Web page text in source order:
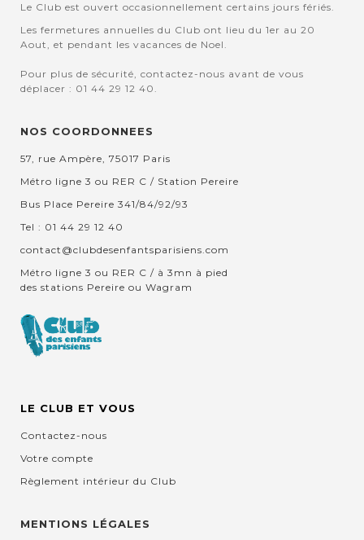
Le Club est ouvert occasionnellement certains jours fériés.
Les fermetures annuelles du Club ont lieu du 1er au 20
Aout, et pendant les vacances de Noel.
Pour plus de sécurité, contactez-nous avant de vous
déplacer : 01 44 29 12 40.
NOS COORDONNEES
57, rue Ampère, 75017 Paris
Métro ligne 3 ou RER C / Station Pereire
Bus Place Pereire 341/84/92/93
Tel : 01 44 29 12 40
contact@clubdesenfantsparisiens.com
Métro ligne 3 ou RER C / à 3mn à pied
des stations Pereire ou Wagram
LE CLUB ET VOUS
Contactez-nous
Votre compte
Règlement intérieur du Club
MENTIONS LÉGALES